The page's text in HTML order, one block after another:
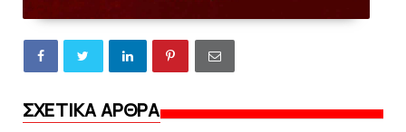
ΣΧΕΤΙΚΑ ΑΡΘΡΑ